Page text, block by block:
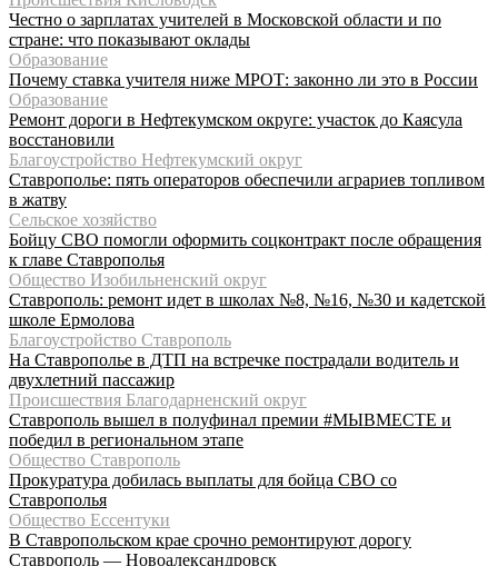
Честно о зарплатах учителей в Московской области и по
стране: что показывают оклады
Образование
Почему ставка учителя ниже МРОТ: законно ли это в России
Образование
Ремонт дороги в Нефтекумском округе: участок до Каясула
восстановили
Благоустройство Нефтекумский округ
Ставрополье: пять операторов обеспечили аграриев топливом
в жатву
Сельское хозяйство
Бойцу СВО помогли оформить соцконтракт после обращения
к главе Ставрополья
Общество Изобильненский округ
Ставрополь: ремонт идет в школах №8, №16, №30 и кадетской
школе Ермолова
Благоустройство Ставрополь
На Ставрополье в ДТП на встречке пострадали водитель и
двухлетний пассажир
Происшествия Благодарненский округ
Ставрополь вышел в полуфинал премии #МЫВМЕСТЕ и
победил в региональном этапе
Общество Ставрополь
Прокуратура добилась выплаты для бойца СВО со
Ставрополья
Общество Ессентуки
В Ставропольском крае срочно ремонтируют дорогу
Ставрополь — Новоалександровск